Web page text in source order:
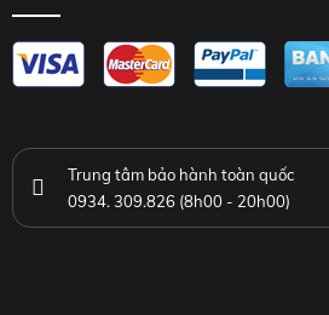
Trung tâm bảo hành toàn quốc
0934. 309.826 (8h00 - 20h00)